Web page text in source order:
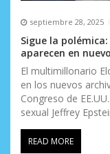
septiembre 28, 2025
Sigue la
aparecen en
El multimillonario
en los nuevos
Congreso de
sexual Jeffrey
READ MORE